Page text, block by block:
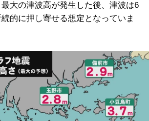
大の津波高が発生した後、津波は6
的に押し寄せる想定となっていま